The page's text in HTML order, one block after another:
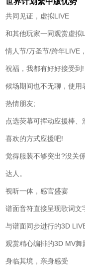
共同见证，虚拟LIVE
和其他玩家一同观赏虚拟
情人节/万圣节/跨年LIVE
祝福，我都有好好接受到!
候场期间也不无聊，使用
热情朋友;
点选荧幕可挥动应援棒
喜欢的方式应援吧!
觉得服装不够突出?没关
达人。
视听一体，感官盛宴
谱面音符直接呈现歌词文
与谱面同步进行的3D
观赏精心编排的3D MV舞
身临其境，亲身感受